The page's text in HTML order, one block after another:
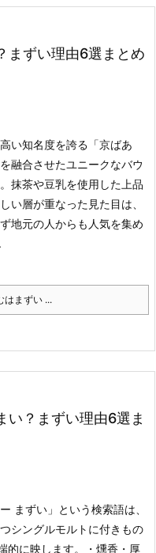
まずい理由6選まとめ
い知名度を誇る「京ばあ
融合させたユニークなバウ
抹茶や豆乳を使用した上品
い層が重なった見た目は、
地元の人からも人気を集め
はまずい ...
い？まずい理由6選ま
まずい」という検索語は、
シングルモルトに付きもの
的に映します。
・燻香 ・厚